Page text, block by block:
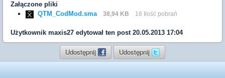
Załączone pliki
QTM_CodMod.sma
38,94 KB 16 Ilość pobrań
Użytkownik maxis27 edytował ten post 20.05.2013 17:04
Udostępnij Udostępnij